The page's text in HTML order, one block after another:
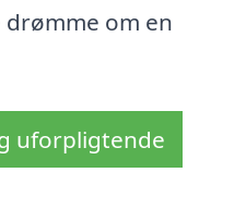
om en
uforpligtende